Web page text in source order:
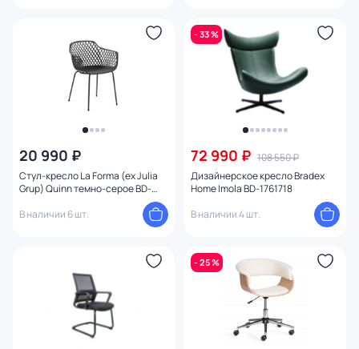
20 990 ₽
Стул-кресло La Forma (ex Julia
Grup) Quinn темно-серое BD-
В наличии 6 шт.
- 33 %
72 990 ₽ 108 550 ₽
Дизайнерское кресло Bradex
Home Imola BD-1761718
В наличии 4 шт.
- 25 %